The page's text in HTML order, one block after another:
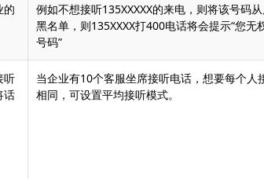
的
例如不想接听135XXXXX的来电，则将该号码
黑名单，则135XXXX打400电话将会提示“您无
号码”
听
话
当企业有10个客服坐席接听电话，想要每个人
相同，可设置平均接听模式。